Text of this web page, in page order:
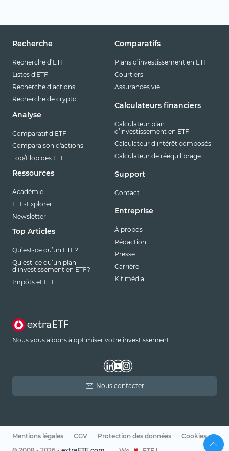
Recherche
Recherche d’ETF
Listes d'ETF
Recherche d’actions
Recherche de crypto
Analyse
Comparatif d’ETF
Comparaison d'actions
Top/Flop des ETF
Ressources
Académie
ETF-Explorer
Newsletter
Top Articles
Qu’est-ce qu’un ETF?
Qu’est-ce qu’un plan
d’investissement en ETF?
Impôts et ETF
Comparatifs
Plans d’investissement en ETF
Courtiers
Assurances vie
Calculateurs financiers
Calculateur plan
d’investissement en ETF
Calculateur d’intérêt composés
Calculateur de rééquilibrage
Support
Contact
Entreprise
À propos
Rédaction
Presse
Carrière
Kit média
Nous vous aidons à optimiser votre investissement.
Nous contacter
Mentions légales CGV Protection des données
Cookies